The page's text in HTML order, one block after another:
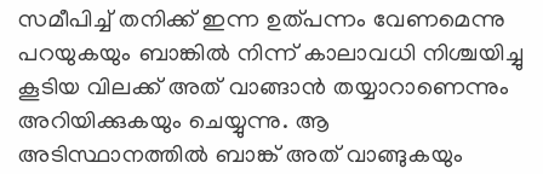
സമീപിച്ച് തനിക്ക് ഇന്ന ഉത്പന്നം വേണമെന്നു
പറയുകയും ബാങ്കില്‍ നിന്ന് കാലാവധി നിശ്ചയിച്ചു
കൂടിയ വിലക്ക് അത് വാങ്ങാന്‍ തയ്യാറാണെന്നും
അറിയിക്കുകയും ചെയ്യുന്നു. ആ
അടിസ്ഥാനത്തില്‍ ബാങ്ക് അത് വാങ്ങുകയും